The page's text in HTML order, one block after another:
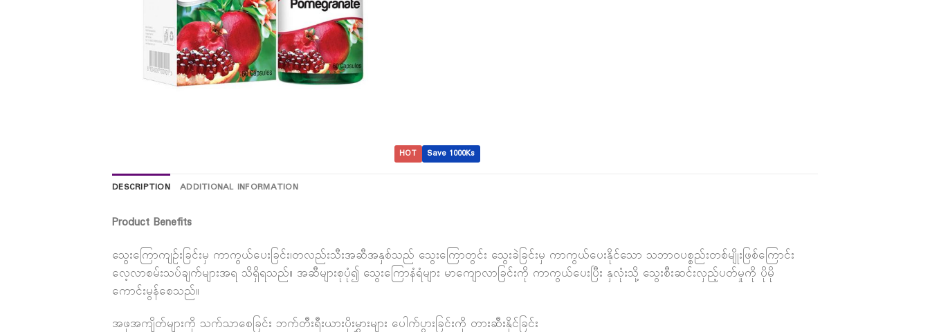
HOT Save 1000Ks
DESCRIPTION ADDITIONAL INFORMATION
Product Benefits
သွေးကြောကျဥ်းခြင်းမှ ကာကွယ်ပေးခြင်း၊တလည်းသီးအဆီအနှစ်သည် သွေးကြောတွင်း သွေးခဲခြင်းမှ ကာကွယ်ပေးနိုင်သော သဘာဝပစ္စည်းတစ်မျိုးဖြစ်ကြောင်း
လေ့လာစမ်းသပ်ချက်များအရ သိရှိရသည်။ အဆီများစုပုံ၍ သွေးကြောနံရံများ မာကျောလာခြင်းကို ကာကွယ်ပေးပြီး နှလုံးသို့ သွေးစီးဆင်းလှည့်ပတ်မှုကို ပိုမို
ကောင်းမွန်စေသည်။
အဖုအကျိတ်များကို သက်သာစေခြင်း ဘက်တီးရီးယားပိုးမွှားများ ပေါက်ပွားခြင်းကို တားဆီးနိုင်ခြင်း